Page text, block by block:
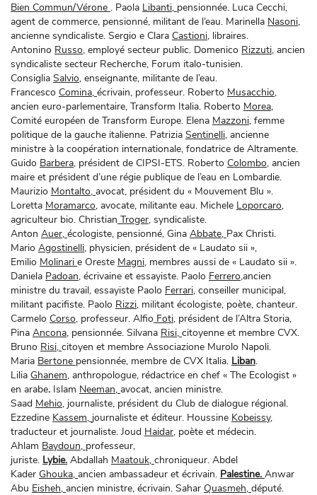
Bien Commun/Vérone . Paola Libanti, pensionnée. Luca Cecchi,
agent de commerce, pensionné, militant de l’eau. Marinella Nasoni,
ancienne syndicaliste. Sergio e Clara Castioni, libraires.
Antonino Russo, employé secteur public. Domenico Rizzuti, ancien
syndicaliste secteur Recherche, Forum italo-tunisien.
Consiglia Salvio, enseignante, militante de l’eau.
Francesco Comina, écrivain, professeur. Roberto Musacchio,
ancien euro-parlementaire, Transform Italia. Roberto Morea,
Comité européen de Transform Europe. Elena Mazzoni, femme
politique de la gauche italienne. Patrizia Sentinelli, ancienne
ministre à la coopération internationale, fondatrice de Altramente.
Guido Barbera, président de CIPSI-ETS. Roberto Colombo, ancien
maire et président d’une régie publique de l’eau en Lombardie.
Maurizio Montalto, avocat, président du « Mouvement Blu ».
Loretta Moramarco, avocate, militante eau. Michele Loporcaro,
agriculteur bio. Christian Troger, syndicaliste.
Anton Auer, écologiste, pensionné, Gina Abbate, Pax Christi.
Mario Agostinelli, physicien, président de « Laudato sii »,
Emilio Molinari e Oreste Magni, membres aussi de « Laudato sii ».
Daniela Padoan, écrivaine et essayiste. Paolo Ferrero,ancien
ministre du travail, essayiste Paolo Ferrari, conseiller municipal,
militant pacifiste. Paolo Rizzi, militant écologiste, poète, chanteur.
Carmelo Corso, professeur. Alfio Foti, président de l’Altra Storia,
Pina Ancona, pensionnée. Silvana Risi, citoyenne et membre CVX.
Bruno Risi, citoyen et membre Associazione Murolo Napoli.
Maria Bertone pensionnée, membre de CVX Italia. Liban.
Lilia Ghanem, anthropologue, rédactrice en chef « The Ecologist »
en arabe. Islam Neeman, avocat, ancien ministre.
Saad Mehio, journaliste, président du Club de dialogue régional.
Ezzedine Kassem, journaliste et éditeur. Houssine Kobeissy,
traducteur et journaliste. Joud Haidar, poète et médecin.
Ahlam Baydoun, professeur,
juriste. Lybie. Abdallah Maatouk, chroniqueur. Abdel
Kader Ghouka, ancien ambassadeur et écrivain. Palestine. Anwar
Abu Eisheh, ancien ministre, écrivain. Sahar Quasmeh, député.